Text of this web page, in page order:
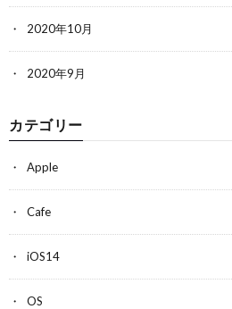
2020年10月
2020年9月
カテゴリー
Apple
Cafe
iOS14
OS